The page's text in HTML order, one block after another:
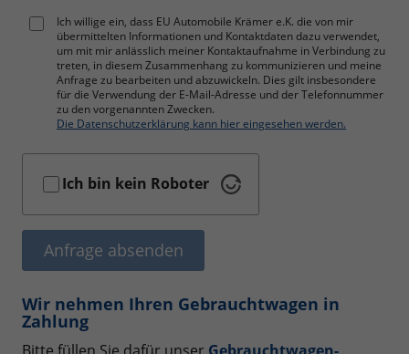
Ich willige ein, dass EU Automobile Krämer e.K. die von mir
übermittelten Informationen und Kontaktdaten dazu verwendet,
um mit mir anlässlich meiner Kontaktaufnahme in Verbindung zu
treten, in diesem Zusammenhang zu kommunizieren und meine
Anfrage zu bearbeiten und abzuwickeln. Dies gilt insbesondere
für die Verwendung der E-Mail-Adresse und der Telefonnummer
zu den vorgenannten Zwecken.
Die Datenschutzerklärung kann hier eingesehen werden.
Ich bin kein Roboter
Anfrage absenden
Wir nehmen Ihren Gebrauchtwagen in
Zahlung